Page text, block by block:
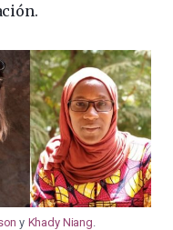
y Khady Niang